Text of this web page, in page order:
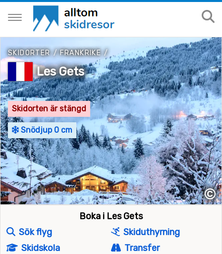
SKIDORTER /FRANKRIKE /
Les Gets
Skidorten är stängd
Snödjup 0 cm
©
Boka i Les Gets
Sök flyg
Skiduthyrning
Skidskola
Transfer